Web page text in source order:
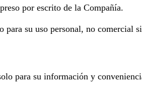
por escrito de la Compañía.
su uso personal, no comercial
para su información y